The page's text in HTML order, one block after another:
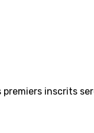
premiers inscrits